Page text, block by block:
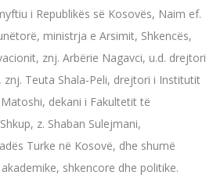
i Republikës së Kosovës, Naim ef.
ministrja e Arsimit, Shkencës,
znj.Arbërie Nagavci, u.d. drejtori
Teuta Shala-Peli, drejtori i Institutit
dekani i Fakultetit të
z. Shaban Sulejmani,
Turke në Kosovë, dhe shumë
shkencore dhe politike.